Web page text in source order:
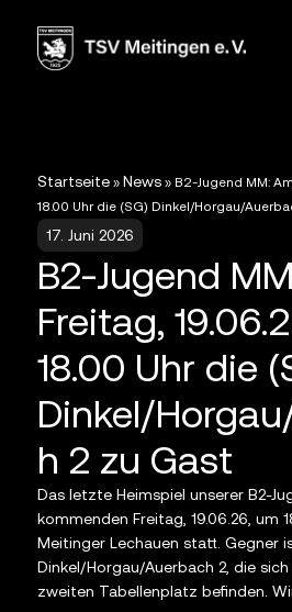
Startseite» News» B2-Jugend MM:
18.00 Uhr die (SG) Dinkel/Horgau/
17. Juni 2026
B2-Jugend
Freitag,
18.00 Uhr die
Dinkel/
h 2 zu Gast
Das letzte Heimspiel unserer B2-
kommenden Freitag, 19.06.26, um
Meitinger Lechauen statt. Gegner
Dinkel/Horgau/Auerbach 2, die
zweiten Tabellenplatz befinden.